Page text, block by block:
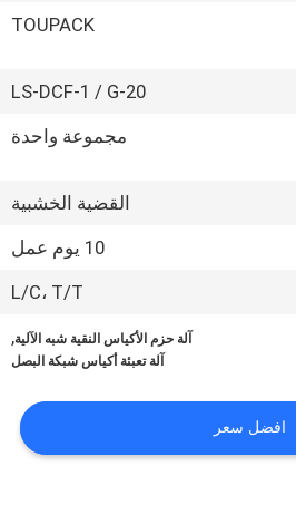
TOUPACK
LS-DCF-1 / G-20
مجموعة واحدة
القضية الخشبية
10 يوم عمل
L/C، T/T
آلة حزم الأكياس النقية شبه الآلية,
آلة تعبئة أكياس شبكة البصل
افضل سعر